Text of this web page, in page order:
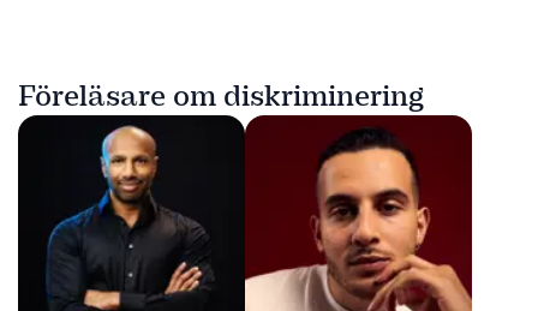
Föreläsare om diskriminering